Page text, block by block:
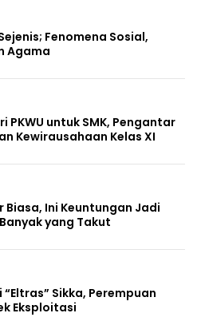
Fenomena Sosial,
Agama
PKWU untuk SMK, Pengantar
Kewirausahaan Kelas XI
Biasa, Ini Keuntungan Jadi
yang Takut
Sikka, Perempuan
Eksploitasi